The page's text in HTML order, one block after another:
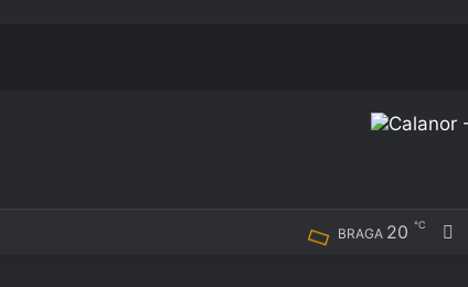
BRAGA 20 ℃